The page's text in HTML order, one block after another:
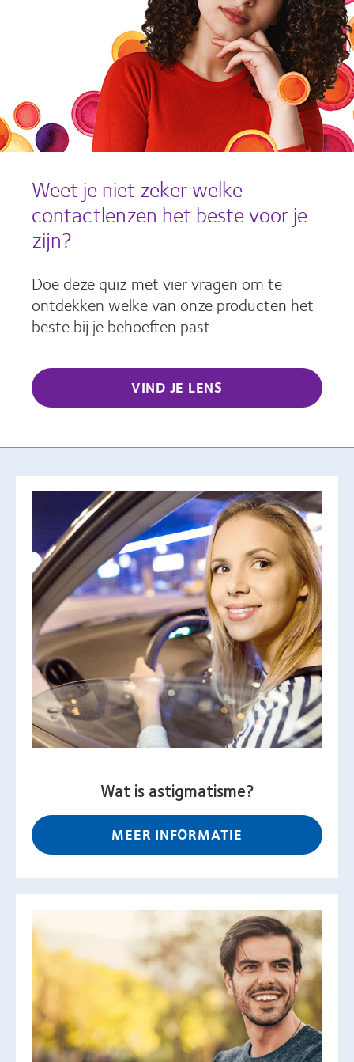
Weet je niet zeker welke
contactlenzen het beste voor je
zijn?
Doe deze quiz met vier vragen om te
ontdekken welke van onze producten het
beste bij je behoeften past.
VIND JE LENS
Wat is astigmatisme?
MEER INFORMATIE